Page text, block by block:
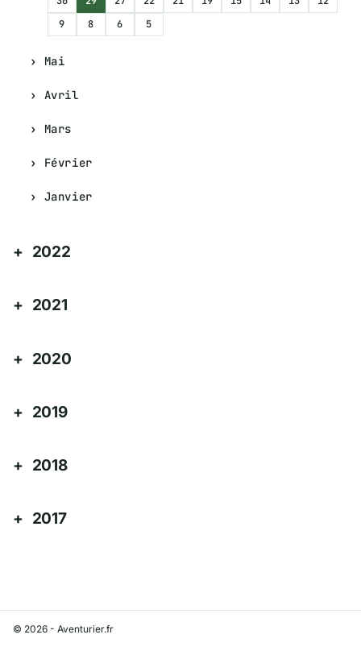
9
8 6 5
Mai
Avril
Mars
Février
Janvier
2022
2021
2020
2019
2018
2017
© 2026 - Aventurier.fr